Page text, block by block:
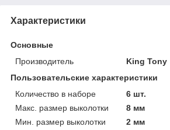
Характеристики
Основные
Производитель
King Tony
Пользовательские характеристики
Количество в наборе
6 шт.
Макс. размер выколотки
8 мм
Мин. размер выколотки
2 мм